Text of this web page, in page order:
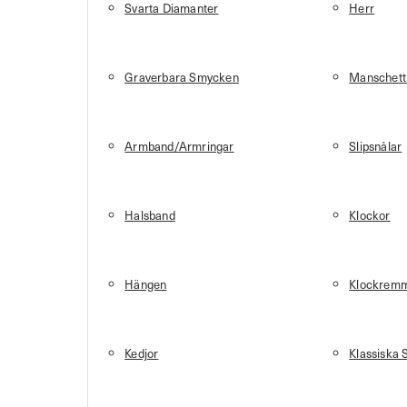
Svarta Diamanter
Graverbara Smycken
Armband/Armringar
Halsband
Hängen
Kedjor
Herr
Slipsnålar
Klockor
Klassiska